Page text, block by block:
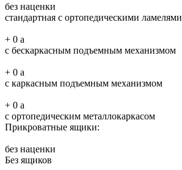
без наценки
стандартная с ортопедическими ламелями
+ 0 a
с бескаркасным подъемным механизмом
+ 0 a
с каркасным подъемным механизмом
+ 0 a
с ортопедическим металлокаркасом
Прикроватные ящики:
без наценки
Без ящиков